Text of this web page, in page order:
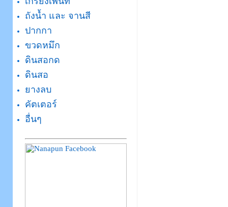
ถังน้ำ และ จานสี
ปากกา
ขวดหมึก
ดินสอกด
ดินสอ
ยางลบ
คัตเตอร์
อื่นๆ